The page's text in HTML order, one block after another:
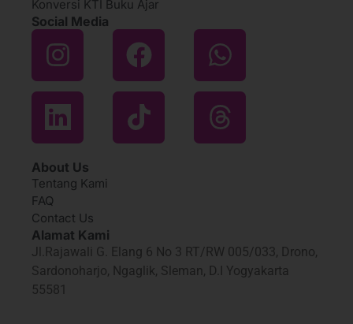
Konversi KTI Buku Ajar
Social Media
About Us
Tentang Kami
FAQ
Contact Us
Alamat Kami
Jl.Rajawali G. Elang 6 No 3 RT/RW 005/033, Drono,
Sardonoharjo, Ngaglik, Sleman, D.I Yogyakarta
55581